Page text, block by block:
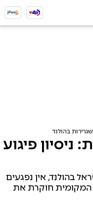
בהולנד
ניסיון פיגוע
בהולנד, אין נפגעים
המקומית חוקרת את